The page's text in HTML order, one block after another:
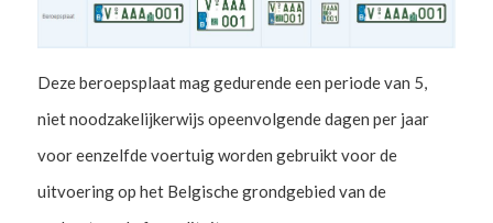
Deze beroepsplaat mag gedurende een periode van 5,
niet noodzakelijkerwijs opeenvolgende dagen per jaar
voor eenzelfde voertuig worden gebruikt voor de
uitvoering op het Belgische grondgebied van de